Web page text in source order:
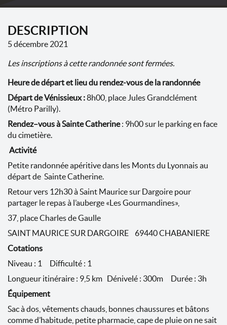
DESCRIPTION
5 décembre 2021
Les inscriptions à cette randonnée sont fermées.
Heure de départ et lieu du rendez-vous de la randonnée
Départ de Vénissieux :8h00, place Jules Grandclément
(Métro Parilly).
Rendez–vousà Sainte Catherine: 9h00 sur le parking en face
du cimetière.
Activité
Petite randonnée apéritive dans les Monts du Lyonnais au
départ de Sainte Catherine.
Retour vers 12h30 à Saint Maurice sur Dargoire pour
partager le repas à l’auberge «Les Gourmandines»,
37, place Charles de Gaulle
SAINT MAURICE SUR DARGOIRE 69440 CHABANIERE
Cotations
Niveau : 1 Difficulté : 1
Longueur itinéraire : 9,5 km Dénivelé : 300m Durée : 3h
Équipement
Sac à dos, vêtements chauds, bonnes chaussures et bâtons
comme d’habitude, petite pharmacie, cape de pluie on ne sait